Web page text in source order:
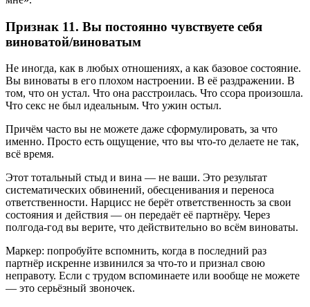
Признак 11. Вы постоянно чувствуете себя
виноватой/виноватым
Не иногда, как в любых отношениях, а как базовое состояние.
Вы виноваты в его плохом настроении. В её раздражении. В
том, что он устал. Что она расстроилась. Что ссора произошла.
Что секс не был идеальным. Что ужин остыл.
Причём часто вы не можете даже сформулировать, за что
именно. Просто есть ощущение, что вы что-то делаете не так,
всё время.
Этот тотальный стыд и вина — не ваши. Это результат
систематических обвинений, обесценивания и переноса
ответственности. Нарцисс не берёт ответственность за свои
состояния и действия — он передаёт её партнёру. Через
полгода-год вы верите, что действительно во всём виноваты.
Маркер: попробуйте вспомнить, когда в последний раз
партнёр искренне извинился за что-то и признал свою
неправоту. Если с трудом вспоминаете или вообще не можете
— это серьёзный звоночек.